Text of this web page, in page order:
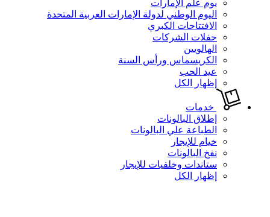
يوم علم الإمارات
اليوم الوطني لدولة الإمارات العربية المتحدة
الافتتاحات الكبري
حفلات الشركات
الهالويين
الكريسماس ورأس السنة
عيد الحب
إظهار الكل
خدمات
إطلاق البالونات
الطباعة علي البالونات
خيام للإيجار
نفخ البالونات
ستاندات وخلفيات للإيجار
إظهار الكل